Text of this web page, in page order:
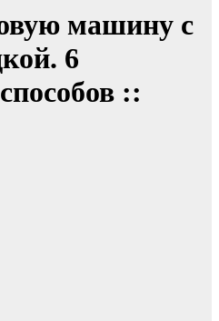
машину с
6
::